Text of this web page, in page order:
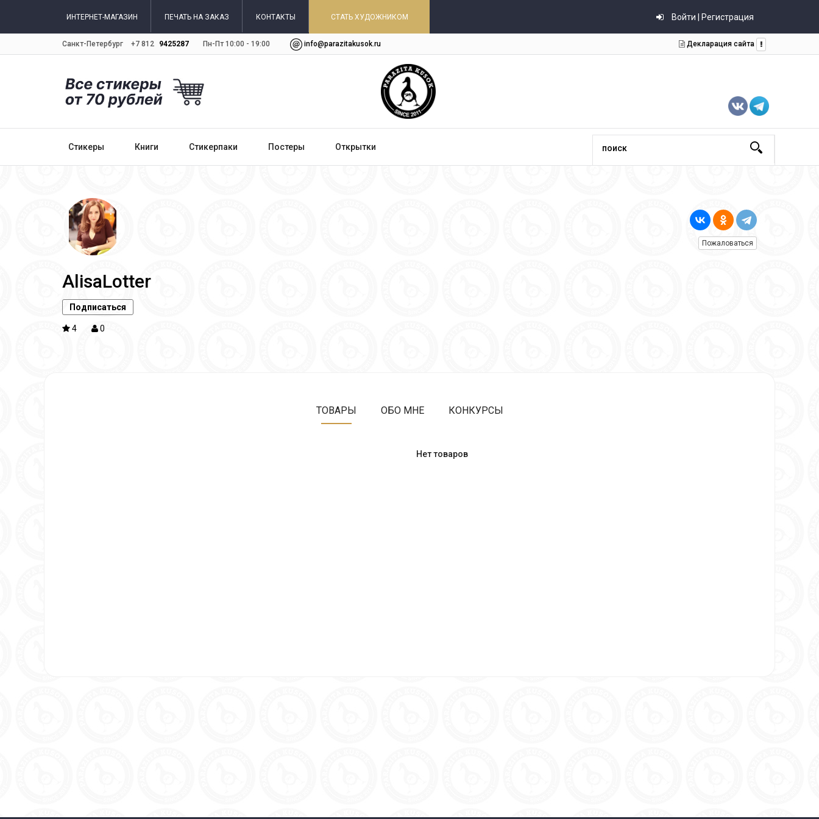
ИНТЕРНЕТ-МАГАЗИН ПЕЧАТЬ НА ЗАКАЗ КОНТАКТЫ СТАТЬ ХУДОЖНИКОМ Войти | Регистрация
Санкт-Петербург +7 812 9425287 Пн-Пт 10:00 - 19:00 info@parazitakusok.ru Декларация сайта
Стикеры Книги Стикерпаки Постеры Открытки
AlisaLotter
Подписаться
4 0
Пожаловаться
ТОВАРЫ ОБО МНЕ КОНКУРСЫ
Нет товаров